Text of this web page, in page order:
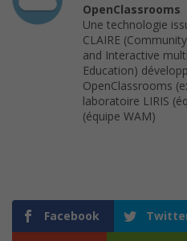
OpenClassrooms
Une technologie
CLAIRE
and Interactive
Education)
OpenClassrooms
laboratoire LIRIS
(équipe WAM)
Facebook